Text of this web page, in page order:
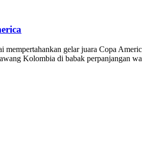
gelar juara Copa
Kolombia di babak perpanjangan